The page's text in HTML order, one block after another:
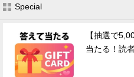
Special
【抽選で
当たる！読